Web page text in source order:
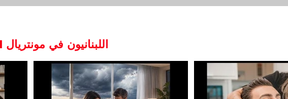
Libanais de Montreal اللبنانيون في مونتريال